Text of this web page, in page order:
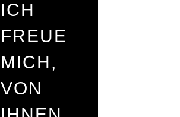
ICH
FREUE
MICH,
VON